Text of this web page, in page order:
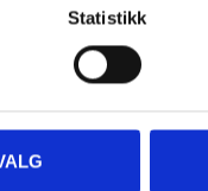
Statistikk
også kjøpt